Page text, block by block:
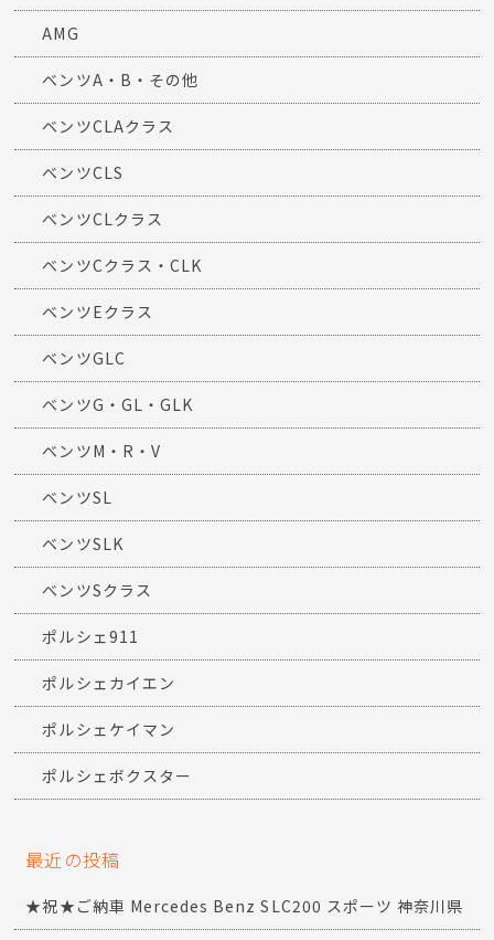
AMG
ベンツA・B・その他
ベンツCLAクラス
ベンツCLS
ベンツCLクラス
ベンツCクラス・CLK
ベンツEクラス
ベンツGLC
ベンツG・GL・GLK
ベンツM・R・V
ベンツSL
ベンツSLK
ベンツSクラス
ポルシェ911
ポルシェカイエン
ポルシェケイマン
ポルシェボクスター
最近の投稿
★祝★ご納車 Mercedes Benz SLC200 スポーツ 神奈川県